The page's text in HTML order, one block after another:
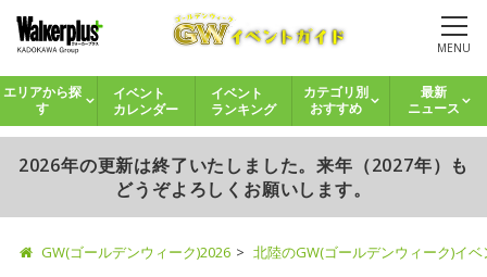
MENU
エリアから探
す
イベント
カレンダー
イベント
ランキング
カテゴリ別
おすすめ
最新
ニュース
2026年の更新は終了いたしました。来年（2027年）も
どうぞよろしくお願いします。
GW(ゴールデンウィーク)2026 北陸のGW(ゴールデンウィーク)イ